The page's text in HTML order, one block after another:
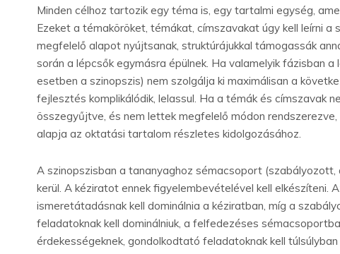
Minden célhoz tartozik egy téma is, egy tartalmi egység,
Ezeket a témaköröket, témákat, címszavakat úgy kell leírni a
megfelelő alapot nyújtsanak, struktúrájukkal támogassák
során a lépcsők egymásra épülnek. Ha valamelyik fázisban
esetben a szinopszis) nem szolgálja ki maximálisan a
fejlesztés komplikálódik, lelassul. Ha a témák és címszavak
összegyűjtve, és nem lettek megfelelő módon
alapja az oktatási tartalom részletes kidolgozásához.
A szinopszisban a tananyaghoz sémacsoport
kerül. A kéziratot ennek figyelembevételével kell elkészíteni.
ismeretátadásnak kell dominálnia a kéziratban, míg a
feladatoknak kell dominálniuk, a felfedezéses
érdekességeknek, gondolkodtató feladatoknak kell túlsúlyban